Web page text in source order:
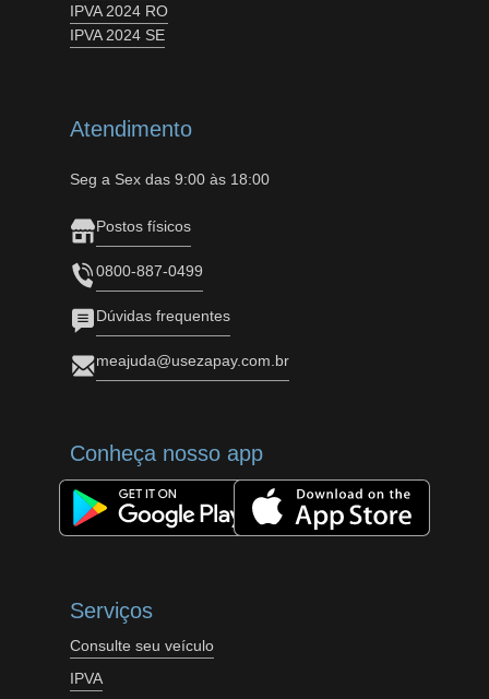
IPVA 2024 RO
IPVA 2024 SE
Atendimento
Seg a Sex das 9:00 às 18:00
Postos físicos
0800-887-0499
Dúvidas frequentes
meajuda@usezapay.com.br
Conheça nosso app
Serviços
Consulte seu veículo
IPVA